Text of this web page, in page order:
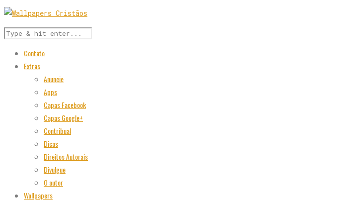
Contato
Extras
Anuncie
Apps
Capas Facebook
Capas Google+
Contribua!
Dicas
Direitos Autorais
Divulgue
O autor
Wallpapers